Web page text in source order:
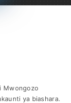
Mwongozo
ya biashara.